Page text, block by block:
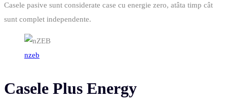
Casele pasive sunt considerate case cu energie zero, atâta timp cât
sunt complet independente.
nzeb
Casele Plus Energy